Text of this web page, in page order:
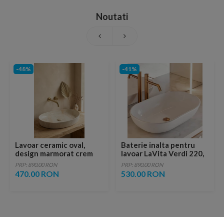
Noutati
-48%
Lavoar ceramic oval,
design marmorat crem
lucios cu vene aurii,
ventil inclus
PRP: 890.00 RON
470.00 RON
-41%
Baterie inalta pentru
lavoar LaVita Verdi 220,
fara ventil, brushed
copper
PRP: 890.00 RON
530.00 RON